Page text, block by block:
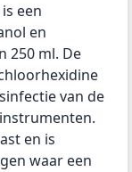
een
en
250 ml. De
van de
en is
waar een